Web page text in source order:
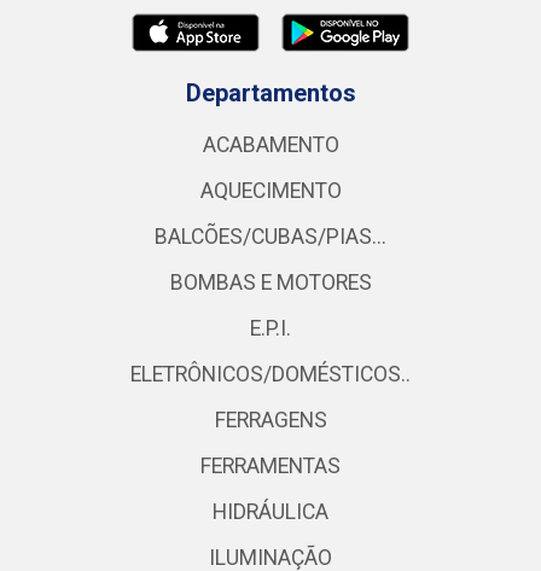
Departamentos
ACABAMENTO
AQUECIMENTO
BALCÕES/CUBAS/PIAS...
BOMBAS E MOTORES
E.P.I.
ELETRÔNICOS/DOMÉSTICOS..
FERRAGENS
FERRAMENTAS
HIDRÁULICA
ILUMINAÇÃO